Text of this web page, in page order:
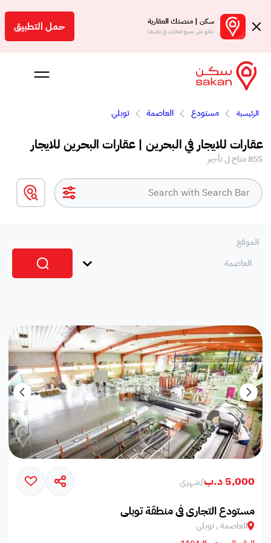
سكن | منصتك العقارية
اطلع على جميع العقارات في تطبيقنا حمل التطبيق
بالعمولة
الرئيسية مستودع العاصمة توبلي
عقارات للايجار في البحرين | عقارات البحرين للايجار
855 متاح ل تأجير
الموقع
العاصمة
5,000 د.ب /شهري
مستودع التجاري في منطقة توبلي
العاصمة , توبلي